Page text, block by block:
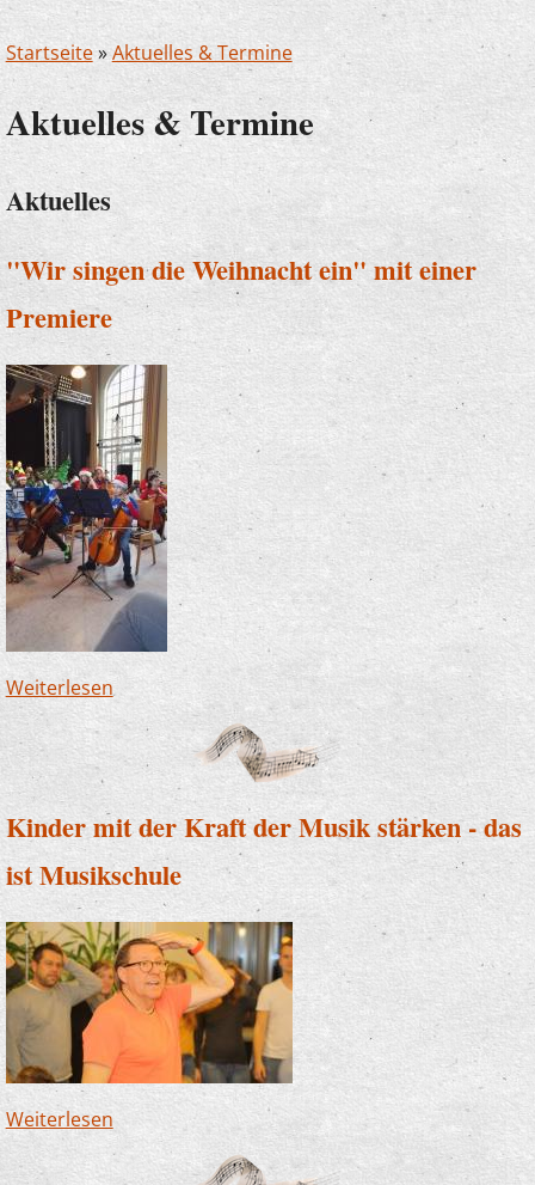
Startseite»Aktuelles & Termine
Aktuelles & Termine
Aktuelles
"Wir singen die Weihnacht ein" mit einer
Premiere
Weiterlesenüber "Wir singen die Weihnacht ein" mit einer
Premiere
Kinder mit der Kraft der Musik stärken - das
ist Musikschule
Weiterlesen über Kinder mit der Kraft der Musik stärken -
das ist Musikschule